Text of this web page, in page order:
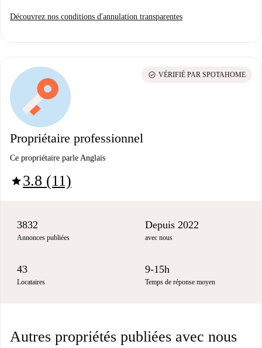
Découvrez nos conditions d'annulation transparentes
Propriétaire professionnel
Ce propriétaire parle Anglais
star3.8 (11)
check_circle VÉRIFIÉ PAR SPOTAHOME
3832
Annonces publiées
Depuis 2022
avec nous
43
Locataires
9-15h
Temps de réponse moyen
Autres propriétés publiées avec nous